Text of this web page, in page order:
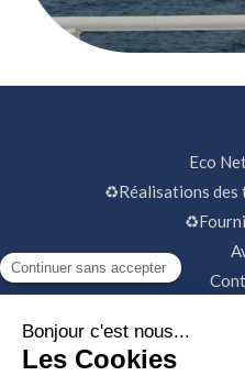
Eco
♻️Réalisations des